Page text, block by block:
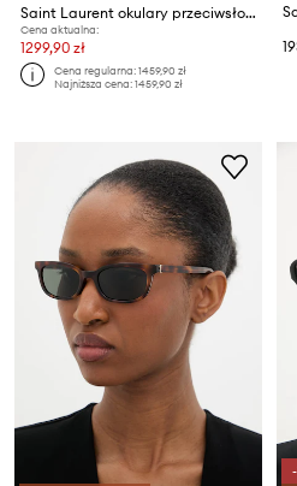
Saint Laurent okulary przeciwsłoneczne MICA
Cena aktualna:
1299,90 zł
Cena regularna:1459,90 zł
Najniższa cena:1459,90 zł